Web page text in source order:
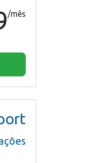
/mês